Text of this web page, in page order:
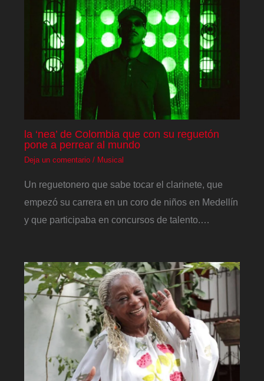
la ‘nea’ de Colombia que con su reguetón
pone a perrear al mundo
Deja un comentario / Musical
Un reguetonero que sabe tocar el clarinete, que
empezó su carrera en un coro de niños en Medellín
y que participaba en concursos de talento.…